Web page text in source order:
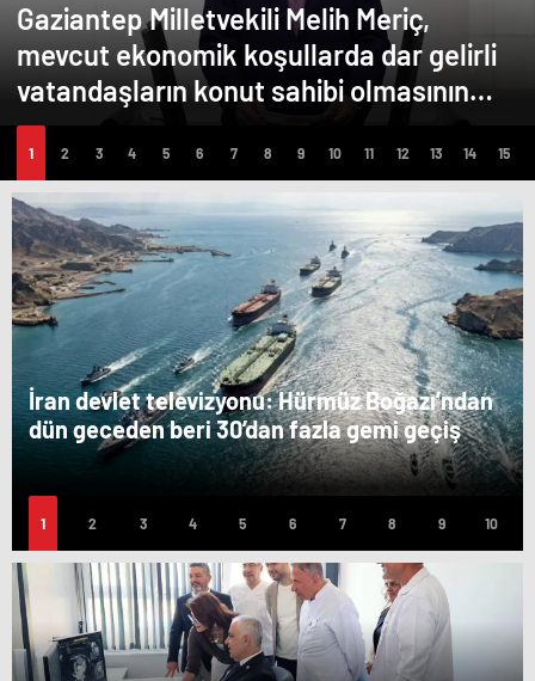
Gaziantep Milletvekili Melih Meriç,
mevcut ekonomik koşullarda dar gelirli
vatandaşların konut sahibi olmasının
neredeyse imkânsız
İran devlet televizyonu: Hürmüz Boğazı’ndan
dün geceden beri 30’dan fazla gemi geçiş
yaptı